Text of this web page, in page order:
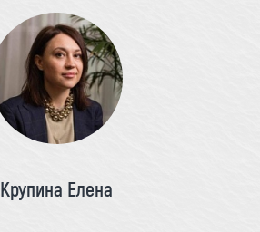
Крупина Елена